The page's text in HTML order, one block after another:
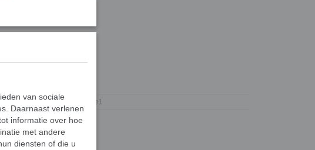
Gifts2Give1
van sociale
Daarnaast verlenen
informatie over hoe
met andere
diensten of die u